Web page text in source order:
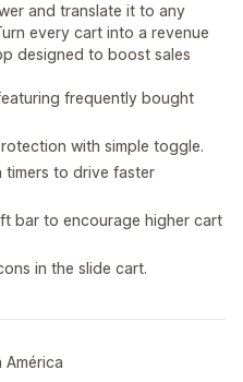
and translate it to any
every cart into a revenue
designed to boost sales
frequently bought
with simple toggle.
to drive faster
bar to encourage higher cart
in the slide cart.